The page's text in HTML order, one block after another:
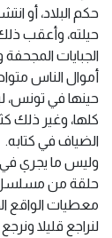
حكم البلاد، أو
حيلته، وأعقب
الجبايات
أموال الناس
حينها في تونس،
كلها، وغير ذلك
الضياف في كتابه.
وليس ما يجري في
حلقة من مسلسل
معطيات الواقع
لنراجع قليلا